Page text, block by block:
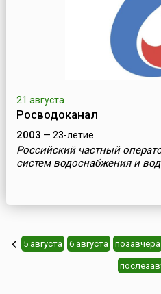
21 августа
Росводоканал
2003 — 23-летие
Российский частный
систем водоснабжения и
5 августа 6 августа позавчера